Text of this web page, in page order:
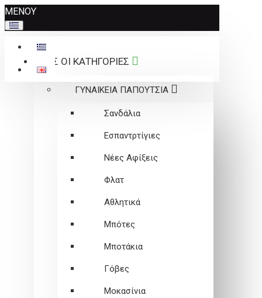
Σημείωση:
Αυτός
ο
ιστότοπος
περιλαμβάνει
ΜΕΝΟΥ
ΟΛΕΣ ΟΙ ΚΑΤΗΓΟΡΙΕΣ
ΓΥΝΑΙΚΕΙΑ ΠΑΠΟΥΤΣΙΑ
Σανδάλια
Εσπαντρτίγιες
Νέες Αφίξεις
Φλατ
Αθλητικά
Μπότες
Μποτάκια
Γόβες
Μοκασίνια